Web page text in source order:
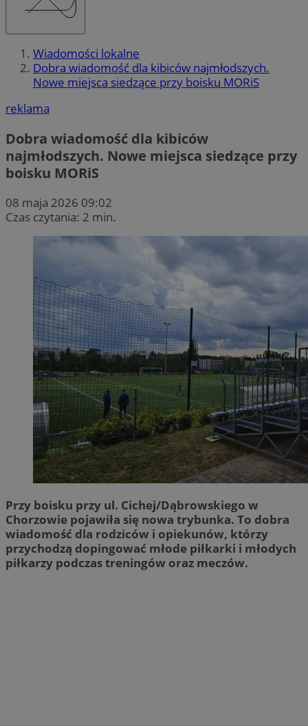
Wiadomości lokalne
Dobra wiadomość dla kibiców najmłodszych.
Nowe miejsca siedzące przy boisku MORiS
reklama
Dobra wiadomość dla kibiców
najmłodszych. Nowe miejsca siedzące przy
boisku MORiS
08 maja 2026 09:02
Czas czytania: 2 min.
Przy boisku przy ul. Cichej/Dąbrowskiego w
Chorzowie pojawiła się nowa trybunka. To dobra
wiadomość dla rodziców i opiekunów, którzy
przychodzą dopingować młode piłkarki i młodych
piłkarzy podczas treningów oraz meczów.